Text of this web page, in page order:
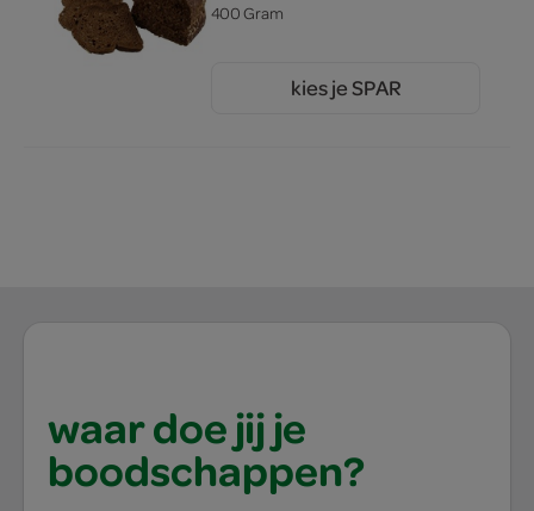
400 Gram
kies je SPAR
waar doe jij je
boodschappen?